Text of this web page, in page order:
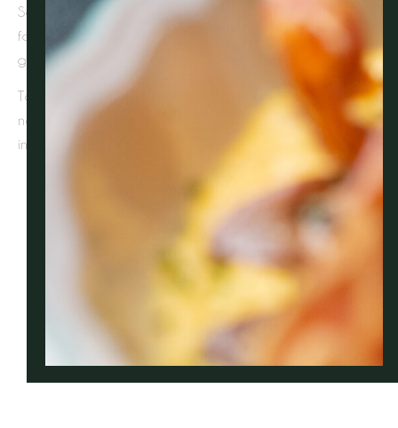
Sa volonté absolue est de préserver les valeurs
fondamentales du Grand Chef devenues piliers du
groupe : simplicité, constance et attention au détail.
Tout au long de sa carrière, Joël Robuchon a formé de
nombreux Chefs qui sont aujourd’hui les gardiens de son
ingéniosité et continuent d’écrire l’histoire.